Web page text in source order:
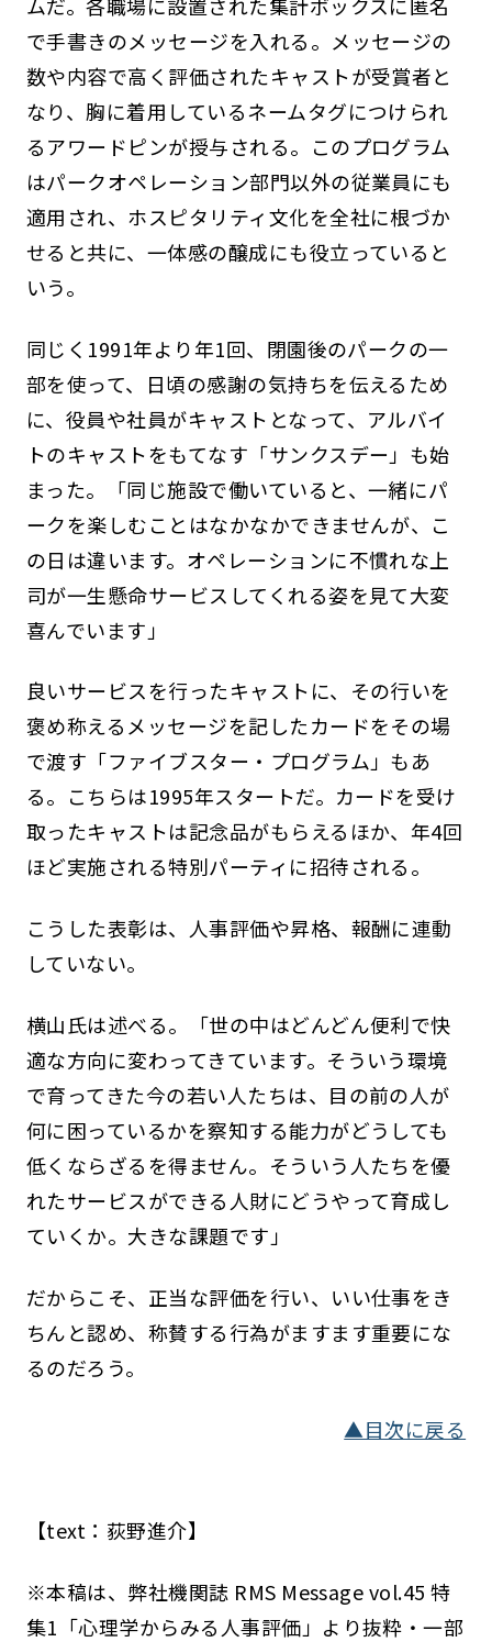
で手書きのメッセージを入れる。メッセージの
数や内容で高く評価されたキャストが受賞者と
なり、胸に着用しているネームタグにつけられ
るアワードピンが授与される。このプログラム
はパークオペレーション部門以外の従業員にも
適用され、ホスピタリティ文化を全社に根づか
せると共に、一体感の醸成にも役立っていると
いう。
同じく1991年より年1回、閉園後のパークの一
部を使って、日頃の感謝の気持ちを伝えるため
に、役員や社員がキャストとなって、アルバイ
トのキャストをもてなす「サンクスデー」も始
まった。「同じ施設で働いていると、一緒にパ
ークを楽しむことはなかなかできませんが、こ
の日は違います。オペレーションに不慣れな上
司が一生懸命サービスしてくれる姿を見て大変
喜んでいます」
良いサービスを行ったキャストに、その行いを
褒め称えるメッセージを記したカードをその場
で渡す「ファイブスター・プログラム」もあ
る。こちらは1995年スタートだ。カードを受け
取ったキャストは記念品がもらえるほか、年4回
ほど実施される特別パーティに招待される。
こうした表彰は、人事評価や昇格、報酬に連動
していない。
横山氏は述べる。「世の中はどんどん便利で快
適な方向に変わってきています。そういう環境
で育ってきた今の若い人たちは、目の前の人が
何に困っているかを察知する能力がどうしても
低くならざるを得ません。そういう人たちを優
れたサービスができる人財にどうやって育成し
ていくか。大きな課題です」
だからこそ、正当な評価を行い、いい仕事をき
ちんと認め、称賛する行為がますます重要にな
るのだろう。
▲目次に戻る
【text：荻野進介】
※本稿は、弊社機関誌 RMS Message vol.45 特
集1「心理学からみる人事評価」より抜粋・一部